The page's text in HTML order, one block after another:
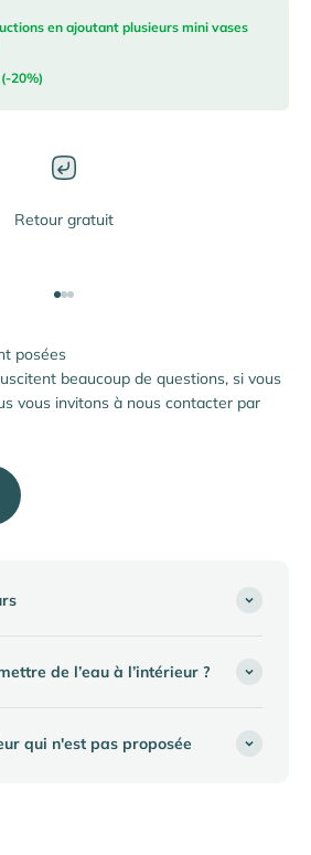
en ajoutant plusieurs mini vases
(-20%)
Retour gratuit
posées
beaucoup de questions, si vous
vous invitons à nous contacter par
de l’eau à l’intérieur ?
qui n'est pas proposée